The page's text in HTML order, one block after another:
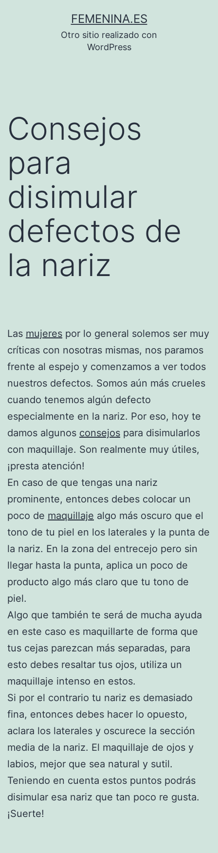
FEMENINA.ES
Otro sitio realizado con
WordPress
Consejos
para
disimular
defectos de
la nariz
Las mujeres por lo general solemos ser muy
críticas con nosotras mismas, nos paramos
frente al espejo y comenzamos a ver todos
nuestros defectos. Somos aún más crueles
cuando tenemos algún defecto
especialmente en la nariz. Por eso, hoy te
damos algunos consejos para disimularlos
con maquillaje. Son realmente muy útiles,
¡presta atención!
En caso de que tengas una nariz
prominente, entonces debes colocar un
poco de maquillaje algo más oscuro que el
tono de tu piel en los laterales y la punta de
la nariz. En la zona del entrecejo pero sin
llegar hasta la punta, aplica un poco de
producto algo más claro que tu tono de
piel.
Algo que también te será de mucha ayuda
en este caso es maquillarte de forma que
tus cejas parezcan más separadas, para
esto debes resaltar tus ojos, utiliza un
maquillaje intenso en estos.
Si por el contrario tu nariz es demasiado
fina, entonces debes hacer lo opuesto,
aclara los laterales y oscurece la sección
media de la nariz. El maquillaje de ojos y
labios, mejor que sea natural y sutil.
Teniendo en cuenta estos puntos podrás
disimular esa nariz que tan poco re gusta.
¡Suerte!